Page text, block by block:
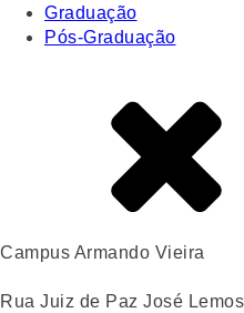
Graduação
Pós-Graduação
Campus Armando Vieira
Rua Juiz de Paz José